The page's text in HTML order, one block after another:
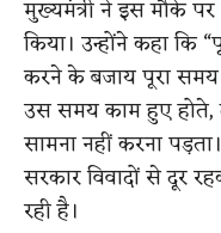
मुख्यमंत्री ने इस मौके पर
किया। उन्होंने कहा कि
करने के बजाय पूरा
उस समय काम हुए
सामना नहीं करना
सरकार विवादों से दूर
रही है।